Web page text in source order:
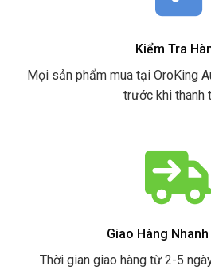
Kiểm Tra
Mọi sản phẩm mua tại OroKing
trước khi thanh
Giao Hàng
Thời gian giao hàng từ 2-5